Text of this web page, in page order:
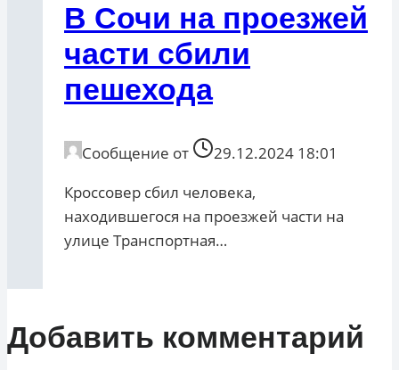
В Сочи на проезжей
части сбили
пешехода
Сообщение от
29.12.2024 18:01
Кроссовер сбил человека,
находившегося на проезжей части на
улице Транспортная…
Добавить комментарий